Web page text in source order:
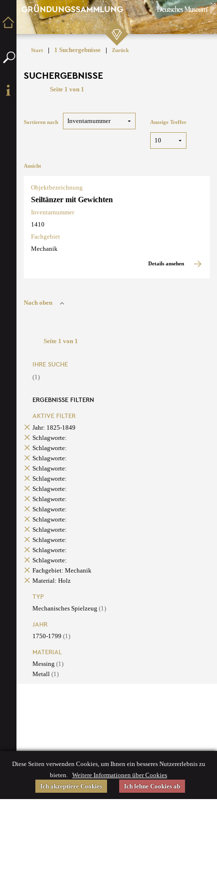
GRÜNDUNGSSAMMLUNG
Start | 1 Suchergebnisse | Zurück
SUCHERGEBNISSE
Seite 1 von 1
Sortieren nach Anzeige Treffer
Ansicht
Objektbezeichnung
Seiltänzer mit Gewichten
Inventarnummer
1410
Fachgebiet
Mechanik
Details ansehen
Nach oben
Seite 1 von 1
IHRE SUCHE
(1)
ERGEBNISSE FILTERN
AKTIVE FILTER
Jahr: 1825-1849
Schlagworte:
Schlagworte:
Schlagworte:
Schlagworte:
Schlagworte:
Schlagworte:
Schlagworte:
Schlagworte:
Schlagworte:
Schlagworte:
Schlagworte:
Schlagworte:
Schlagworte:
Fachgebiet: Mechanik
Material: Holz
TYP
Mechanisches Spielzeug (1)
JAHR
1750-1799 (1)
MATERIAL
Messing (1)
Metall (1)
Diese Seiten verwenden Cookies, um Ihnen ein besseres Nutzererlebnis zu
bieten. Weitere Informationen über Cookies
Ich akzeptiere Cookies
Ich lehne Cookies ab